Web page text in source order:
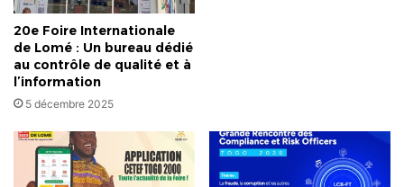
20e Foire Internationale
de Lomé : Un bureau dédié
au contrôle de qualité et à
l’information
5 décembre 2025